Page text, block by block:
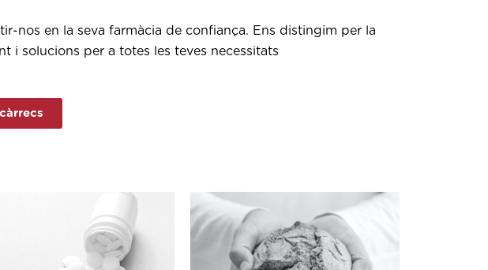
nos en la seva farmàcia de confiança. Ens distingim per la
i solucions per a totes les teves necessitats